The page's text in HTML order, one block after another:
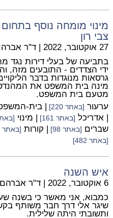
מינוי מומחה נוסף
צבי רון
27 אוקטובר, 2022 | ד"ר
בתביעה של בעלי דירות נגד
ידי הצדדים - התובעים מזה,
גרסאות מנוגדות בדבר
מינה בית המשפט את המהנדס
מטעם בית המשפט.
ערעור [באתר 220] | בית-
| אדריכל [באתר 161] | מינוי [באתר
שברים [באתר 98] | קורות [באתר 316]
[באתר 482]
איש השנה
6 אוקטובר, 2022 | ד"ר
כמבוא, אני מאשר כי בשנה
שיגר אלי דרך חבר משותף
ותשובתי היתה שלילית.